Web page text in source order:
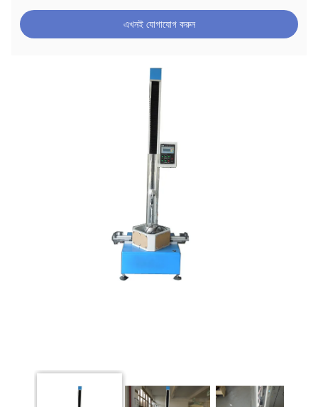
এখনই যোগাযোগ করুন